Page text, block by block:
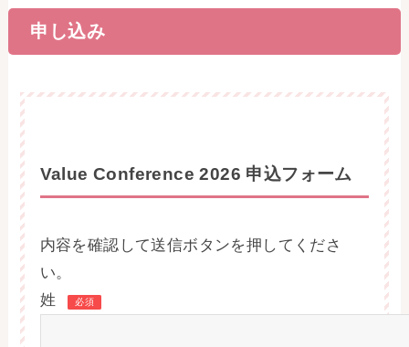
事務局・勤務体制
アクセス
申し込み
Value Conference 2026 申込フォーム
内容を確認して送信ボタンを押してくださ
い。
姓
必須